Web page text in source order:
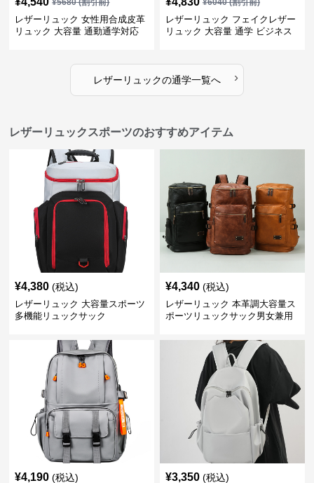
¥5680(割引前)
レザーリュック 女性用合成皮革
リュック 大容量 通勤通学対応
¥6040(割引前)
レザーリュック フェイクレザー
リュック 大容量 通学 ビジネス
レザーリュックの通学一覧へ ›
レザーリュックスポーツのおすすめアイテム
¥4,380 (税込)
レザーリュック 大容量スポーツ
多機能リュックサック
¥4,340 (税込)
レザーリュック 本革調大容量ス
ポーツリュックサック男女兼用
¥4,190 (税込) ¥3,350 (税込)